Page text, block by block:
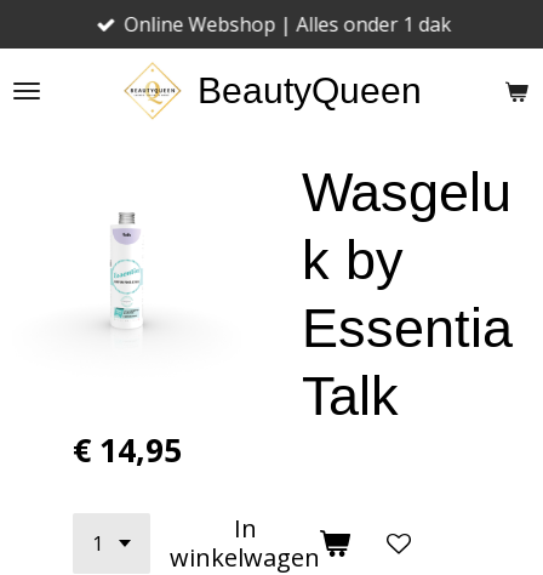
direct
naar
BeautyQueen
Online Webshop | Alles onder 1 dak
Wasgelu
k by
Essentia
Talk
€ 14,95
In
winkelwagen